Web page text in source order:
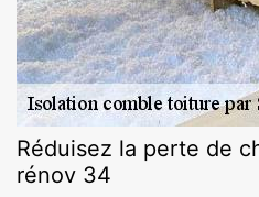
Réduisez la perte de
rénov 34